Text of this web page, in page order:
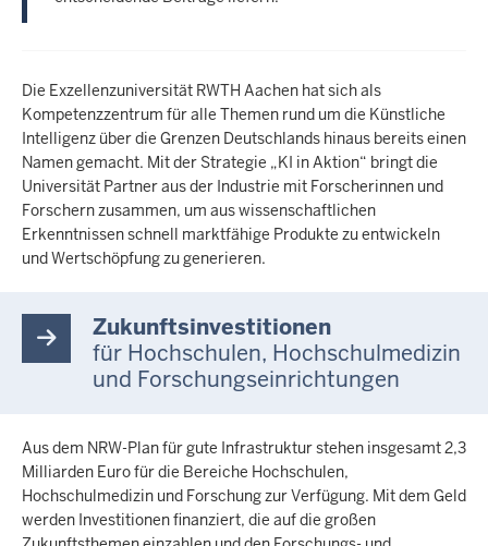
Die Exzellenzuniversität RWTH Aachen hat sich als
Kompetenzzentrum für alle Themen rund um die Künstliche
Intelligenz über die Grenzen Deutschlands hinaus bereits einen
Namen gemacht. Mit der Strategie „KI in Aktion“ bringt die
Universität Partner aus der Industrie mit Forscherinnen und
Forschern zusammen, um aus wissenschaftlichen
Erkenntnissen schnell marktfähige Produkte zu entwickeln
und Wertschöpfung zu generieren.
Zukunftsinvestitionen
für Hochschulen, Hochschulmedizin
und Forschungseinrichtungen
Aus dem NRW-Plan für gute Infrastruktur stehen insgesamt 2,3
Milliarden Euro für die Bereiche Hochschulen,
Hochschulmedizin und Forschung zur Verfügung. Mit dem Geld
werden Investitionen finanziert, die auf die großen